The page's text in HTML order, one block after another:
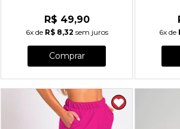
R$ 49,90
6xde R$ 8,32 sem juros
Comprar
6x de